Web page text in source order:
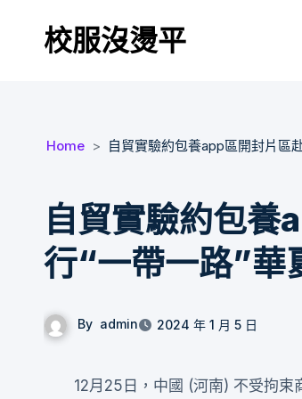
校服沒燙平
Home 自貿實驗約包養app區開封片區
自貿實驗約包養
行“一帶一路”華
By admin 2024 年 1 月 5 日
12月25日，中國 (河南) 不受拘束商業實驗區開封片區文明出海代表團赴吉爾吉斯斯坦平易近族年夜學勝利舉行“一帶一